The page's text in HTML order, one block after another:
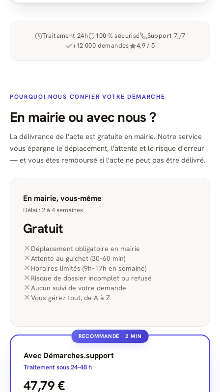
Traitement 24h 100 % sécurisé
Support 7j/7
+12 000 demandes
4,9 / 5
POURQUOI NOUS CONFIER VOTRE DÉMARCHE
En mairie ou avec nous ?
La délivrance de l'acte est gratuite en mairie. Notre service
vous épargne le déplacement, l'attente et le risque d'erreur
— et vous êtes remboursé si l'acte ne peut pas être délivré.
En mairie, vous-même
Délai : 2 à 4 semaines
Gratuit
Déplacement obligatoire en mairie
Attente au guichet (30–60 min)
Horaires limités (9h–17h en semaine)
Risque de dossier incomplet ou refusé
Aucun suivi de votre demande
Vous gérez tout, de A à Z
RECOMMANDÉ · 2 MIN
Avec Démarches.support
Traitement sous 24–48 h
47,79 €